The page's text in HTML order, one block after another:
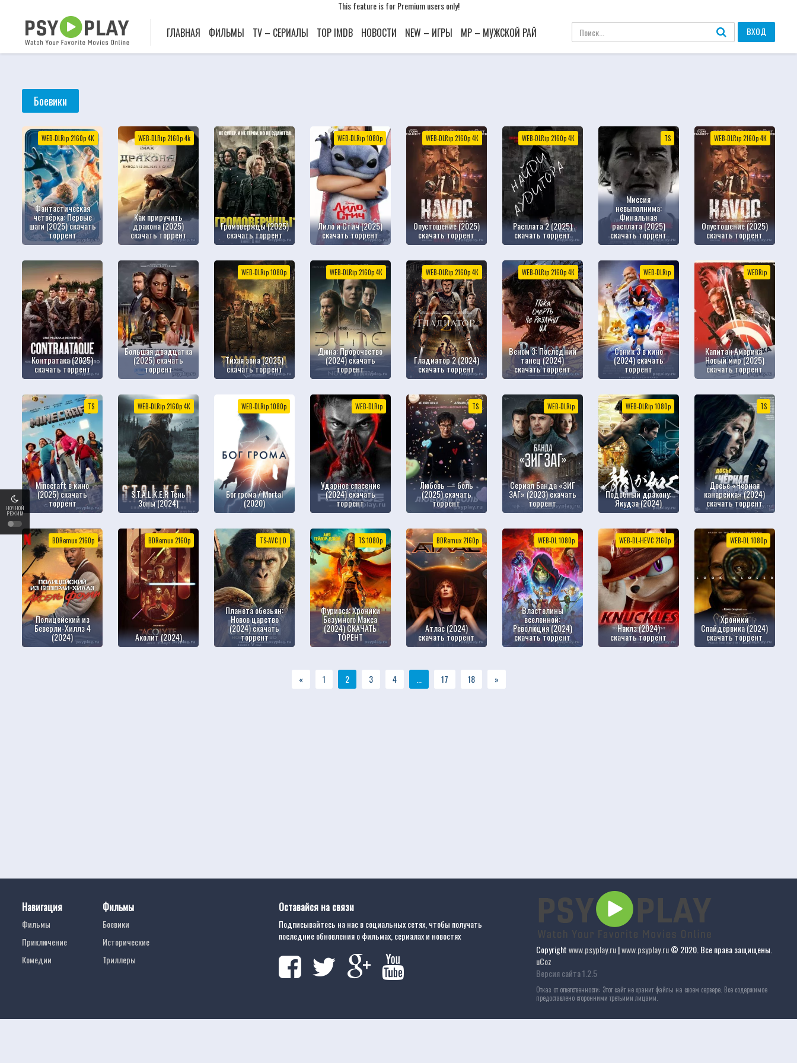
This feature is for Premium users only!
НОЧНОЙ
РЕЖИМ
This feature is for Premium users only!
ГЛАВНАЯ ФИЛЬМЫ TV – СЕРИАЛЫ TOP IMDB НОВОСТИ NEW – ИГРЫ MP – МУЖСКОЙ РАЙ ВХОД
Боевики
WEB-DLRip 2160р 4К
Фантастическая
четвёрка: Первые
шаги (2025) скачать
торрент
WEB-DLRip 2160p 4k
Как приручить
дракона (2025)
скачать торрент
Громовержцы (2025)
скачать торрент
WEB-DLRip 1080р
Лило и Стич (2025)
скачать торрент
WEB-DLRip 2160р 4К
Опустошение (2025)
скачать торрент
WEB-DLRip 2160р 4К
Расплата 2 (2025)
скачать торрент
TS
Миссия
невыполнима:
Финальная
расплата (2025)
скачать торрент
WEB-DLRip 2160р 4К
Опустошение (2025)
скачать торрент
Контратака (2025)
скачать торрент
Большая двадцатка
(2025) скачать
торрент
WEB-DLRip 1080р
Тихая зона (2025)
скачать торрент
WEB-DLRip 2160р 4К
Дюна: Пророчество
(2024) скачать
торрент
WEB-DLRip 2160р 4К
Гладиатор 2 (2024)
скачать торрент
WEB-DLRip 2160р 4К
Веном 3: Последний
танец (2024)
скачать торрент
WEB-DLRip
Соник 3 в кино
(2024) скачать
торрент
WEBRip
Капитан Америка:
Новый мир (2025)
скачать торрент
TS
Minecraft в кино
(2025) скачать
торрент
WEB-DLRip 2160р 4К
S.T.A.L.K.E.R Тень
Зоны (2024)
WEB-DLRip 1080р
Бог грома / Mortal
(2020)
WEB-DLRip
Ударное спасение
(2024) скачать
торрент
TS
Любовь — боль
(2025) скачать
торрент
WEB-DLRip
Сериал Банда «ЗИГ
ЗАГ» (2023) скачать
торрент
WEB-DLRip 1080р
Подобный дракону:
Якудза (2024)
TS
Досье «Черная
канарейка» (2024)
скачать торрент
BDRemux 2160p
Полицейский из
Беверли-Хиллз 4
(2024)
BDRemux 2160p
Аколит (2024)
TS-AVC | D
Планета обезьян:
Новое царство
(2024) скачать
торрент
TS 1080p
Фуриоса: Хроники
Безумного Макса
(2024) СКАЧАТЬ
ТОРЕНТ
BDRemux 2160p
Атлас (2024)
скачать торрент
WEB-DL 1080p
Властелины
вселенной:
Революция (2024)
скачать торрент
WEB-DL-HEVC 2160p
Наклз (2024)
скачать торрент
WEB-DL 1080p
Хроники
Спайдервика (2024)
скачать торрент
« 1 2 3 4 17 18 »
Навигация
Фильмы
Приключение
Комедии
Фильмы
Боевики
Исторические
Триллеры
Оставайся на связи
Подписывайтесь на нас в социальных сетях, чтобы получать
последние обновления о фильмах, сериалах и новостях
Copyrightwww.psyplay.ru|www.psyplay.ru© 2020. Все права защищены.
uCoz
Версия сайта 1.2.5
Отказ от ответственности: Этот сайт не хранит файлы на своем сервере. Все содержимое
предоставлено сторонними третьими лицами.